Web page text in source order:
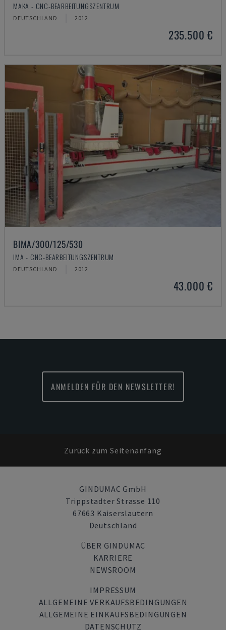
MAKA - CNC-BEARBEITUNGSZENTRUM
DEUTSCHLAND 2012
235.500 €
BIMA/300/125/530
IMA - CNC-BEARBEITUNGSZENTRUM
DEUTSCHLAND 2012
43.000 €
ANMELDEN FÜR DEN NEWSLETTER!
Zurück zum Seitenanfang
GINDUMAC GmbH
Trippstadter Strasse 110
67663 Kaiserslautern
Deutschland
ÜBER GINDUMAC
KARRIERE
NEWSROOM
IMPRESSUM
ALLGEMEINE VERKAUFSBEDINGUNGEN
ALLGEMEINE EINKAUFSBEDINGUNGEN
DATENSCHUTZ